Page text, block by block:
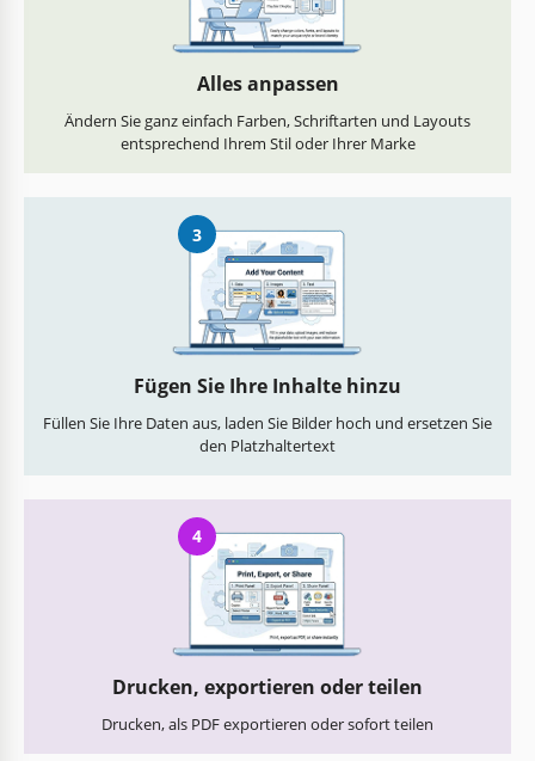
Alles anpassen
Ändern Sie ganz einfach Farben, Schriftarten und Layouts
entsprechend Ihrem Stil oder Ihrer Marke
3
Fügen Sie Ihre Inhalte hinzu
Füllen Sie Ihre Daten aus, laden Sie Bilder hoch und ersetzen Sie
den Platzhaltertext
4
Drucken, exportieren oder teilen
Drucken, als PDF exportieren oder sofort teilen